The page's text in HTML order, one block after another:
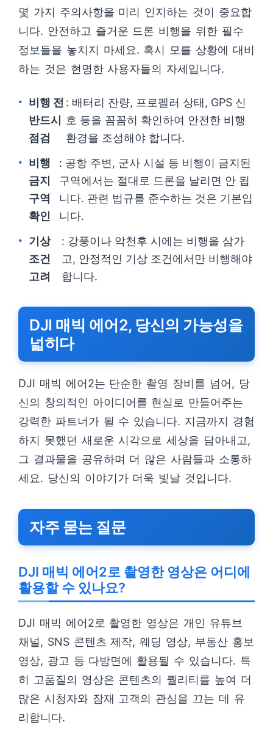
몇 가지 주의사항을 미리 인지하는 것이 중요합
니다. 안전하고 즐거운 드론 비행을 위한 필수
정보들을 놓치지 마세요. 혹시 모를 상황에 대비
하는 것은 현명한 사용자들의 자세입니다.
비행 전
반드시
점검
: 배터리 잔량, 프로펠러 상태, GPS 신
호 등을 꼼꼼히 확인하여 안전한 비행
환경을 조성해야 합니다.
비행
금지
구역
확인
: 공항 주변, 군사 시설 등 비행이 금지된
구역에서는 절대로 드론을 날리면 안 됩
니다. 관련 법규를 준수하는 것은 기본입
니다.
기상
조건
고려
: 강풍이나 악천후 시에는 비행을 삼가
고, 안정적인 기상 조건에서만 비행해야
합니다.
DJI 매빅 에어2, 당신의 가능성을
넓히다
DJI 매빅 에어2는 단순한 촬영 장비를 넘어, 당
신의 창의적인 아이디어를 현실로 만들어주는
강력한 파트너가 될 수 있습니다. 지금까지 경험
하지 못했던 새로운 시각으로 세상을 담아내고,
그 결과물을 공유하며 더 많은 사람들과 소통하
세요. 당신의 이야기가 더욱 빛날 것입니다.
자주 묻는 질문
DJI 매빅 에어2로 촬영한 영상은 어디에
활용할 수 있나요?
DJI 매빅 에어2로 촬영한 영상은 개인 유튜브
채널, SNS 콘텐츠 제작, 웨딩 영상, 부동산 홍보
영상, 광고 등 다방면에 활용될 수 있습니다. 특
히 고품질의 영상은 콘텐츠의 퀄리티를 높여 더
많은 시청자와 잠재 고객의 관심을 끄는 데 유
리합니다.